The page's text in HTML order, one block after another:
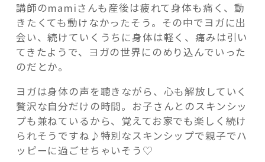
講師のmamiさんも産後は疲れて身体も痛く、動
きたくても動けなかったそう。その中でヨガに出
会い、続けていくうちに身体は軽く、痛みは引い
てきたようで、ヨガの世界にのめり込んでいった
のだとか。
ヨガは身体の声を聴きながら、心も解放していく
贅沢な自分だけの時間。お子さんとのスキンシッ
プも兼ねているから、覚えてお家でも楽しく続け
られそうですね♪特別なスキンシップで親子でハ
ッピーに過ごせちゃいそう♡